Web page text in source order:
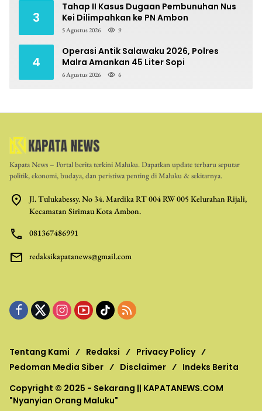
3
Tahap II Kasus Dugaan Pembunuhan Nus
Kei Dilimpahkan ke PN Ambon
5 Agustus 2026 9
4
Operasi Antik Salawaku 2026, Polres
Malra Amankan 45 Liter Sopi
6 Agustus 2026 6
Kapata News – Portal berita terkini Maluku. Dapatkan update terbaru seputar
politik, ekonomi, budaya, dan peristiwa penting di Maluku & sekitarnya.
Jl. Tulukabessy. No 34. Mardika RT 004 RW 005 Kelurahan Rijali,
Kecamatan Sirimau Kota Ambon.
081367486991
redaksikapatanews@gmail.com
Tentang Kami Redaksi
Privacy Policy
Pedoman Media Siber
Disclaimer
Indeks Berita
Copyright © 2025 - Sekarang || KAPATANEWS.COM
"Nyanyian Orang Maluku"